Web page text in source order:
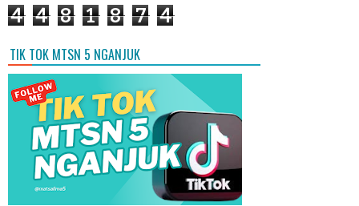
4 4 8 1 8 7 4
TIK TOK MTSN 5 NGANJUK